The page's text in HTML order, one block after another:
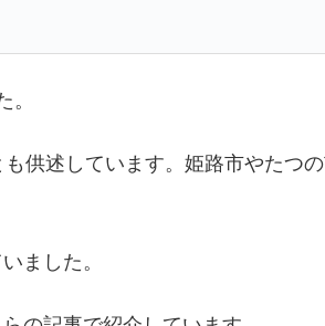
供述しています。姫路市やたつ
ました。